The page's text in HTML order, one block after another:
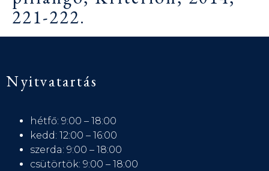
221-222.
Nyitvatartás
hétfő: 9:00 – 18:00
kedd: 12:00 – 16:00
szerda: 9:00 – 18:00
csütörtök: 9:00 – 18:00